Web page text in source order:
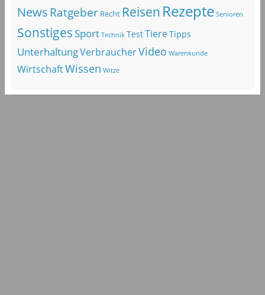
NewsRatgeber Recht Reisen Rezepte Senioren
SonstigesSport Technik TestTiereTipps
UnterhaltungVerbraucherVideo Warenkunde
WirtschaftWissen Witze